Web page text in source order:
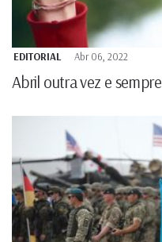
EDITORIAL Abr 06, 2022
Abril outra vez e sempre